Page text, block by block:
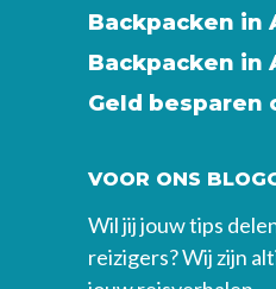
Backpacken in
Backpacken in
Geld besparen
VOOR ONS
Wil jij jouw tips
reizigers? Wij zijn